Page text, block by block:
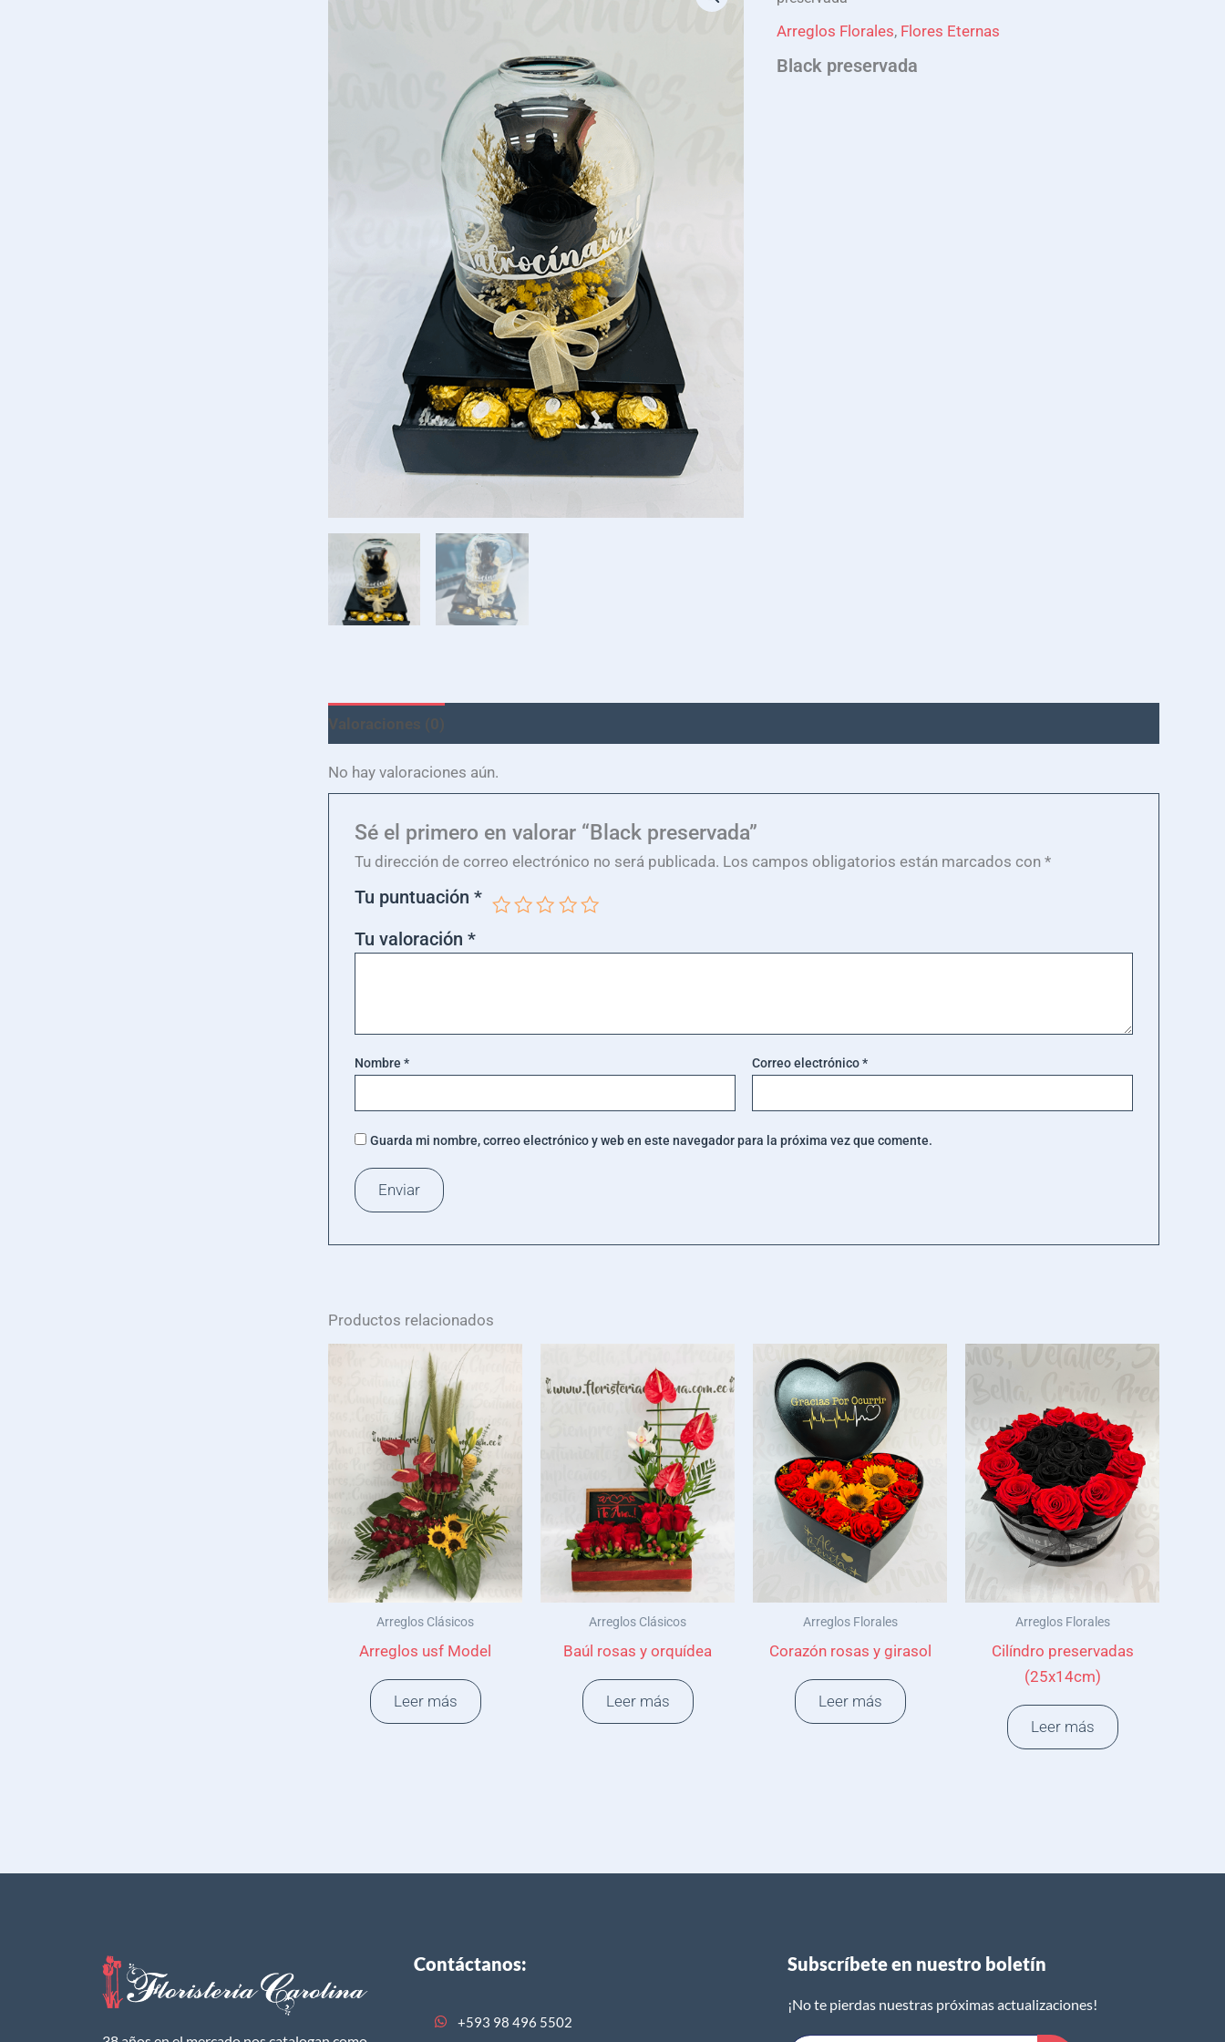
Arreglos Florales, Flores Eternas
Black preservada
Valoraciones (0)
No hay valoraciones aún.
Sé el primero en valorar “Black preservada”
Tu dirección de correo electrónico no será publicada. Los campos obligatorios están marcados con*
Tu puntuación*
Tu valoración*
Nombre* Correo electrónico*
Guarda mi nombre, correo electrónico y web en este navegador para la próxima vez que comente.
Productos relacionados
Arreglos Clásicos
Arreglos usf Model
Leer más
Arreglos Clásicos
Baúl rosas y orquídea
Leer más
Arreglos Florales
Corazón rosas y girasol
Leer más
Arreglos Florales
Cilíndro preservadas
(25x14cm)
Leer más
Contáctanos:
+593 98 496 5502
Subscríbete en nuestro boletín​
¡No te pierdas nuestras próximas actualizaciones!